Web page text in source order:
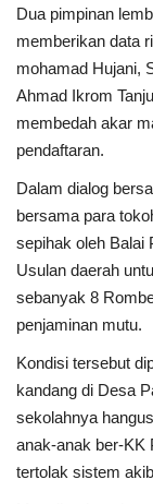
Gallery
Politik
Daerah
Sumbar
Kepri
Pariwisata
Sulawesi Utara
Pendidikan
Opini
Dua pimpinan
memberikan data
mohamad Hujani,
Ahmad Ikrom
membedah akar
pendaftaran.
Dalam dialog
bersama para
sepihak oleh Balai
Usulan daerah
sebanyak 8
penjaminan mutu.
Kondisi tersebut
kandang di Desa
sekolahnya
anak-anak ber-KK
tertolak sistem